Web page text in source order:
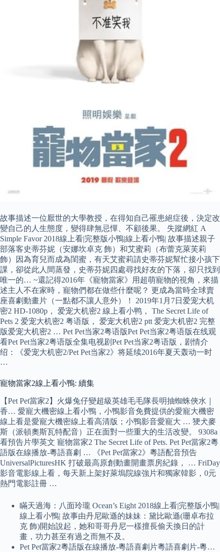
故事描述一位厭世的大學教授，在得知自己罹患絕症後，決定改
變自己的人生態度，變得肆無忌憚、不顧後果。 失蹤網紅 A
Simple Favor 2018線上看|完整版小鴨|線上看小鴨| 故事描述親子
部落客史蒂芬妮（安娜坎卓克 飾）和艾蜜莉（布蕾克萊芙莉
飾）因為育兒而成為閨蜜，有天艾蜜莉請史蒂芬妮幫忙接小孩下
課，卻從此人間蒸發，史蒂芬妮四處尋找好友的下落，卻只找到
唯一的… ~還記得2016年《寵物當家》用超萌寵物的視角，來描
述主人不在家時，寵物們都在做些什麼呢？ 更成為當時全球賣
座喜劇動畫片（一點都不讓人意外）！ 2019年1月7日爱宠大机
密2 HD-1080p， 爱宠大机密2 線上看小鸭， The Secret Life of
Pets 2 爱宠大机密2 粤语版， 爱宠大机密2 ptt 爱宠大机密2 完整
版爱宠大机密2 … Pet Pet当家2粤语版Pet Pet当家2粤语版在线观
看Pet Pet当家2粤语版全集电视剧Pet Pet当家2粤语版，剧情介
绍：《爱宠大机密2/Pet Pet当家2》将延续2016年夏天轰动一时
…
寵物當家2線上看小鴨: 續集
【Pet Pet當家2】火爆兔仔變超級英雄毛毛隊長明抽蜘蛛俠水｜
香… 愛寵大機密線上看小鴨，小鴨影音免費提供的愛寵大機密
線上看是愛寵大機密線上看高清版；小鴨影音愛寵大 … 㹴犬麥
斯（派頓奧斯瓦特配音）正在面對一些重大的生活改變。 9308a
看預告片學英文 寵物當家2 The Secret Life of Pets. Pet Pet當家2粵
語版在線播放-粵語喜劇 … 《Pet Pet當家2》粵語配音預告
UniversalPicturesHK 打破最高原創動畫開畫票房紀錄， … FriDay
影音電影線上看，每天新上架好萊塢院線強片和獨家韓影，0元
熱門電影註冊 …
瞞天過海：八面玲瓏 Ocean’s Eight 2018線上看|完整版小鴨|
線上看小鴨| 故事由丹尼歐遜的妹妹：黛比歐遜(珊卓布拉
克 飾)開始說起，她和哥哥丹尼一樣擅長偷天換日的計
畫，功力甚至有過之而無不及。
Pet Pet當家2粵語版在線播放-粵語喜劇片粵語喜劇片-粵…